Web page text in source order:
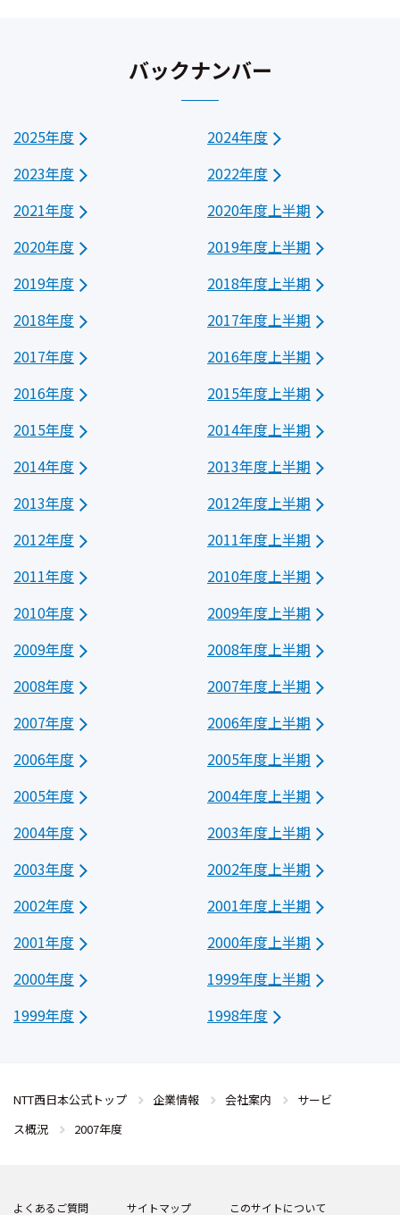
バックナンバー
2025年度
2024年度
2023年度
2022年度
2021年度
2020年度上半期
2020年度
2019年度上半期
2019年度
2018年度上半期
2018年度
2017年度上半期
2017年度
2016年度上半期
2016年度
2015年度上半期
2015年度
2014年度上半期
2014年度
2013年度上半期
2013年度
2012年度上半期
2012年度
2011年度上半期
2011年度
2010年度上半期
2010年度
2009年度上半期
2009年度
2008年度上半期
2008年度
2007年度上半期
2007年度
2006年度上半期
2006年度
2005年度上半期
2005年度
2004年度上半期
2004年度
2003年度上半期
2003年度
2002年度上半期
2002年度
2001年度上半期
2001年度
2000年度上半期
2000年度
1999年度上半期
1999年度
1998年度
NTT西日本公式トップ 企業情報 会社案内
サービ
ス概況
2007年度
よくあるご質問 サイトマップ このサイトについて